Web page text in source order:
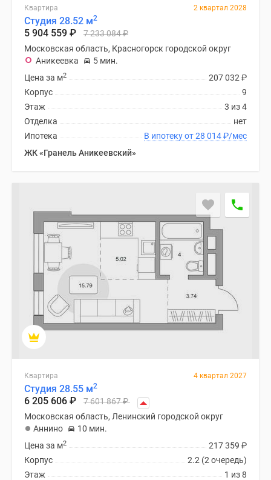
ипотека
#рассрочка
ипотека
скидками
Москве
Программа
реновации
Москве
премиум-
класса
Новостройки
бизнес-
класса
Рассрочка
Траншевая
ипотека
Квартира 2 квартал 2028
Студия 28.52 м2
5 904 559 ₽ 7 233 084₽
Московская область, Красногорск городской округ
Аникеевка
5 мин.
207 032 ₽
Цена за м2
9
Корпус
3 из 4
Этаж
нет
Отделка
В ипотеку от 28 014₽/мес
Ипотека
ЖК «Гранель Аникеевский»
Квартира 4 квартал 2027
Студия 28.55 м2
6 205 606 ₽ 7 601 867₽
Московская область, Ленинский городской округ
Аннино
10 мин.
217 359 ₽
Цена за м2
2.2 (2 очередь)
Корпус
1 из 8
Этаж